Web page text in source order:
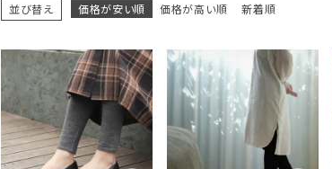
メンズ
食品
並び替え 価格が安い順 価格が高い順 新着順